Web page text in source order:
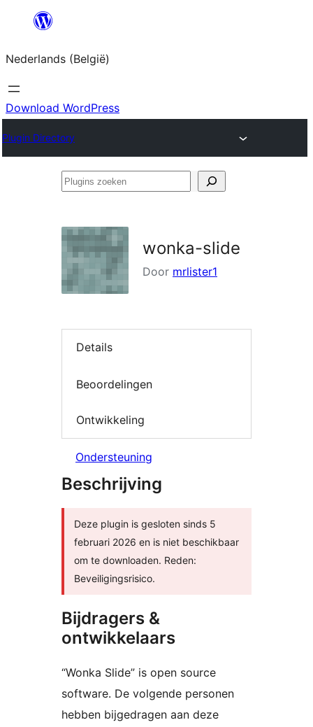
Spring
de
inhoud
Nederlands (België)
Download WordPress
Plugin Directory
Plugins
wonka-slide
Door mrlister1
Details
Beoordelingen
Ontwikkeling
Ondersteuning
Beschrijving
Deze plugin is gesloten sinds 5
februari 2026 en is niet beschikbaar
om te downloaden. Reden:
Beveiligingsrisico.
Bijdragers &
ontwikkelaars
“Wonka Slide” is open source
software. De volgende personen
hebben bijgedragen aan deze